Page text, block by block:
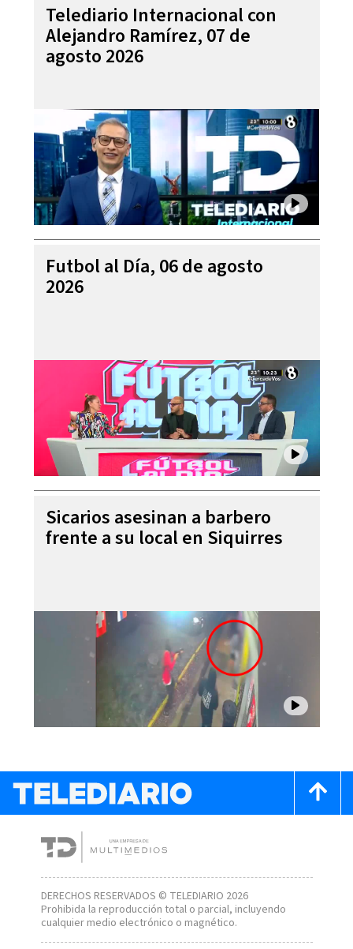
Telediario Internacional con
Alejandro Ramírez, 07 de
agosto 2026
Futbol al Día, 06 de agosto
2026
Sicarios asesinan a barbero
frente a su local en Siquirres
DERECHOS RESERVADOS © TELEDIARIO 2026
Prohibida la reproducción total o parcial, incluyendo
cualquier medio electrónico o magnético.